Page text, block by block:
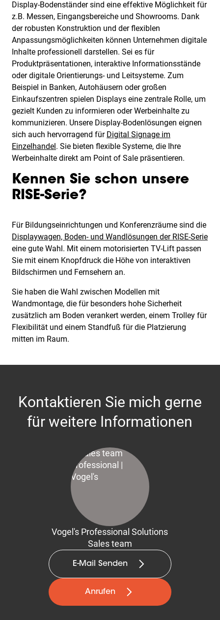
Display-Bodenständer sind eine effektive Möglichkeit für
z.B. Messen, Eingangsbereiche und Showrooms. Dank
der robusten Konstruktion und der flexiblen
Anpassungsmöglichkeiten können Unternehmen digitale
Inhalte professionell darstellen. Sei es für
Produktpräsentationen, interaktive Informationsstände
oder digitale Orientierungs- und Leitsysteme. Zum
Beispiel in Banken, Autohäusern oder großen
Einkaufszentren spielen Displays eine zentrale Rolle, um
gezielt Kunden zu informieren oder Werbeinhalte zu
kommunizieren. Unsere Display-Bodenlösungen eignen
sich auch hervorragend für Digital Signage im
Einzelhandel. Sie bieten flexible Systeme, die Ihre
Werbeinhalte direkt am Point of Sale präsentieren.
Kennen Sie schon unsere
RISE-Serie?
Für Bildungseinrichtungen und Konferenzräume sind die
Displaywagen, Boden- und Wandlösungen der RISE-Serie
eine gute Wahl. Mit einem motorisierten TV-Lift passen
Sie mit einem Knopfdruck die Höhe von interaktiven
Bildschirmen und Fernsehern an.
Sie haben die Wahl zwischen Modellen mit
Wandmontage, die für besonders hohe Sicherheit
zusätzlich am Boden verankert werden, einem Trolley für
Flexibilität und einem Standfuß für die Platzierung
mitten im Raum.
Kontaktieren Sie mich gerne
für weitere Informationen
Vogel's Professional Solutions
Sales team
E-Mail Senden
Anrufen